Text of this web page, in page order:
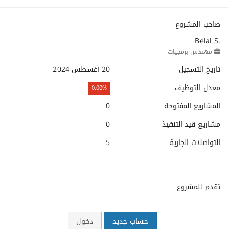
صاحب المشروع
Belal S.
مهندس برمجيات
تاريخ التسجيل
20 أغسطس 2024
معدل التوظيف
0.00%
المشاريع المفتوحة
0
مشاريع قيد التنفيذ
0
التواصلات الجارية
5
تقدم للمشروع
حساب جديد دخول